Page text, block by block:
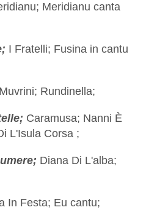
Meridianu canta
I Fratelli; Fusina in cantu
Rundinella;
Caramusa; Nanni È
L'Isula Corsa ;
Diana Di L'alba;
In Festa; Eu cantu;